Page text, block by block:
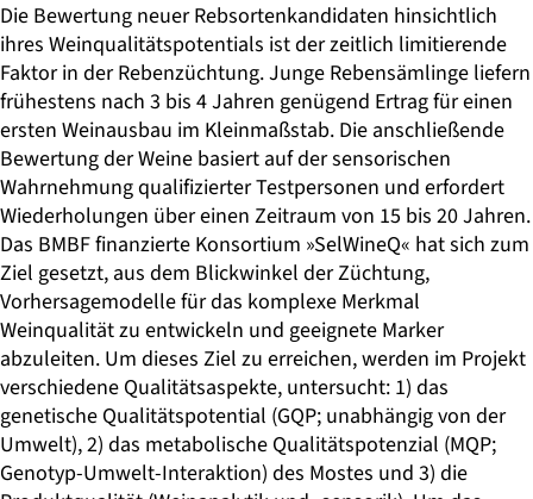
Die Bewertung neuer Rebsortenkandidaten hinsichtlich
ihres Weinqualitätspotentials ist der zeitlich limitierende
Faktor in der Rebenzüchtung. Junge Rebensämlinge liefern
frühestens nach 3 bis 4 Jahren genügend Ertrag für einen
ersten Weinausbau im Kleinmaßstab. Die anschließende
Bewertung der Weine basiert auf der sensorischen
Wahrnehmung qualifizierter Testpersonen und erfordert
Wiederholungen über einen Zeitraum von 15 bis 20 Jahren.
Das BMBF finanzierte Konsortium »SelWineQ« hat sich zum
Ziel gesetzt, aus dem Blickwinkel der Züchtung,
Vorhersagemodelle für das komplexe Merkmal
Weinqualität zu entwickeln und geeignete Marker
abzuleiten. Um dieses Ziel zu erreichen, werden im Projekt
verschiedene Qualitätsaspekte, untersucht: 1) das
genetische Qualitätspotential (GQP; unabhängig von der
Umwelt), 2) das metabolische Qualitätspotenzial (MQP;
Genotyp-Umwelt-Interaktion) des Mostes und 3) die